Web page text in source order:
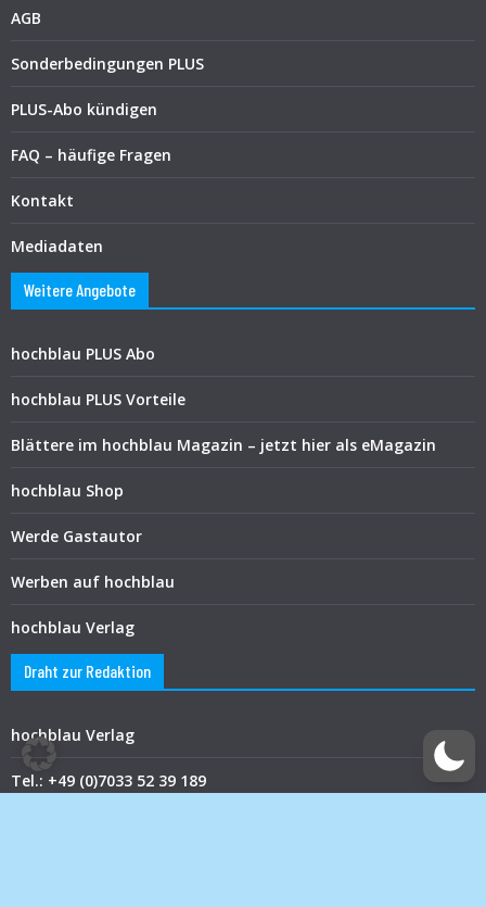
AGB
Sonderbedingungen PLUS
PLUS-Abo kündigen
FAQ – häufige Fragen
Kontakt
Mediadaten
Weitere Angebote
hochblau PLUS Abo
hochblau PLUS Vorteile
Blättere im hochblau Magazin – jetzt hier als eMagazin
hochblau Shop
Werde Gastautor
Werben auf hochblau
hochblau Verlag
Draht zur Redaktion
hochblau Verlag
Tel.: +49 (0)7033 52 39 189